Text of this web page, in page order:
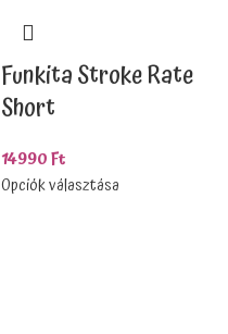
Funkita Stroke Rate
Short
14990Ft
Opciók választása